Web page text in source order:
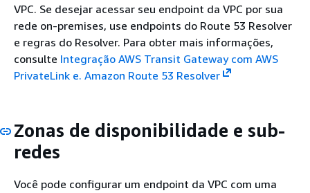
VPC. Se desejar acessar seu endpoint da VPC por sua
rede on-premises, use endpoints do Route 53 Resolver
e regras do Resolver. Para obter mais informações,
consulte Integração AWS Transit Gateway com AWS
PrivateLink e. Amazon Route 53 Resolver
Zonas de disponibilidade e sub-
redes
Você pode configurar um endpoint da VPC com uma